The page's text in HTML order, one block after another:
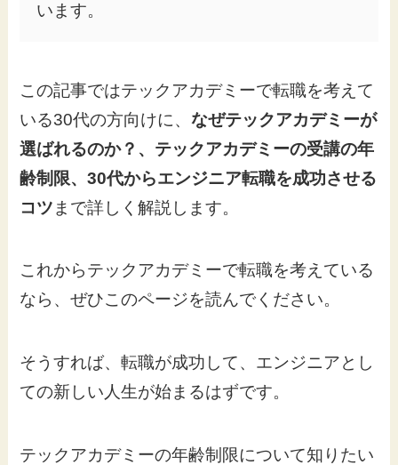
います。
この記事ではテックアカデミーで転職を考えて
いる30代の方向けに、なぜテックアカデミーが
選ばれるのか？、テックアカデミーの受講の年
齢制限、30代からエンジニア転職を成功させる
コツ まで詳しく解説します。
これからテックアカデミーで転職を考えている
なら、ぜひこのページを読んでください。
そうすれば、転職が成功して、エンジニアとし
ての新しい人生が始まるはずです。
テックアカデミーの年齢制限について知りたい